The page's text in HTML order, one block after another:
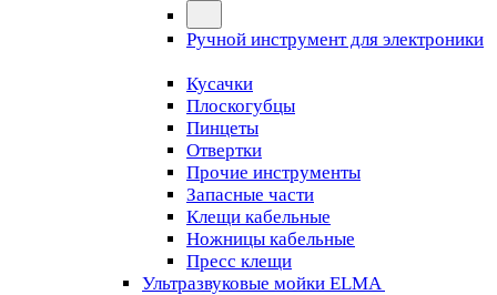
Ручной инструмент для электроники
Кусачки
Плоскогубцы
Пинцеты
Отвертки
Прочие инструменты
Запасные части
Клещи кабельные
Ножницы кабельные
Пресс клещи
Ультразвуковые мойки ELMA